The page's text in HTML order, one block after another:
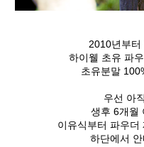
2010년부터
하이웰 초유 파
초유분말
우선 아
생후 6개월
이유식부터 파우더
하단에서